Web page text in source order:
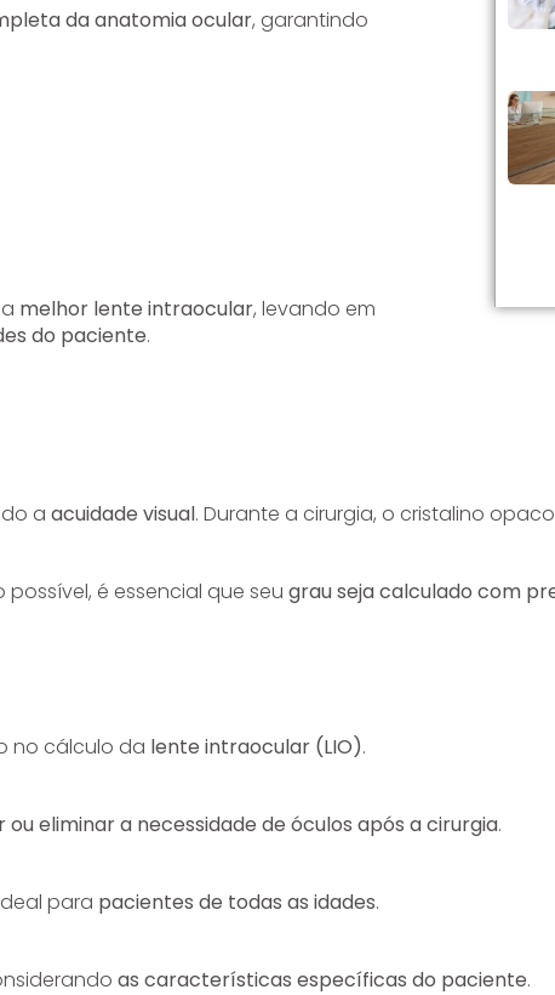
da anatomia ocular, garantindo
melhor lente intraocular, levando em
do paciente.
a acuidade visual. Durante a cirurgia, o cristalino
é essencial que seu grau seja calculado com
no cálculo da lente intraocular (LIO).
ou eliminar a necessidade de óculos após a cirurgia.
para pacientes de todas as idades.
as características específicas do paciente.